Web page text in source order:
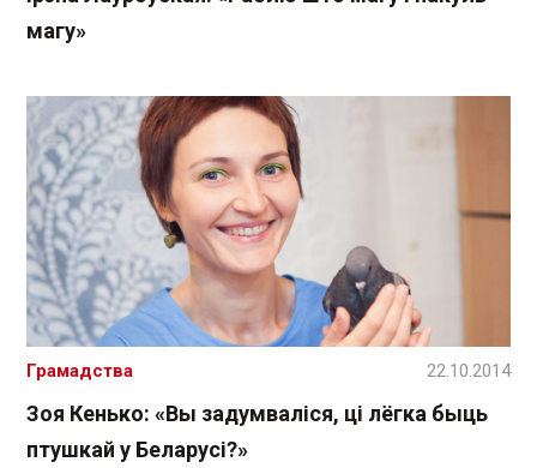
магу»
Зоя Кенько: «Вы задумваліся, ці лёгка быць
птушкай у Беларусі?»
Грамадства 22.10.2014